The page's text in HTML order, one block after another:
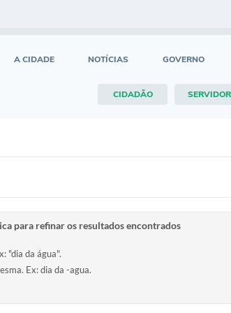
A CIDADE NOTÍCIAS GOVERNO
CIDADÃO SERVIDOR
para refinar os resultados encontrados
"dia da água".
Ex: dia da -agua.